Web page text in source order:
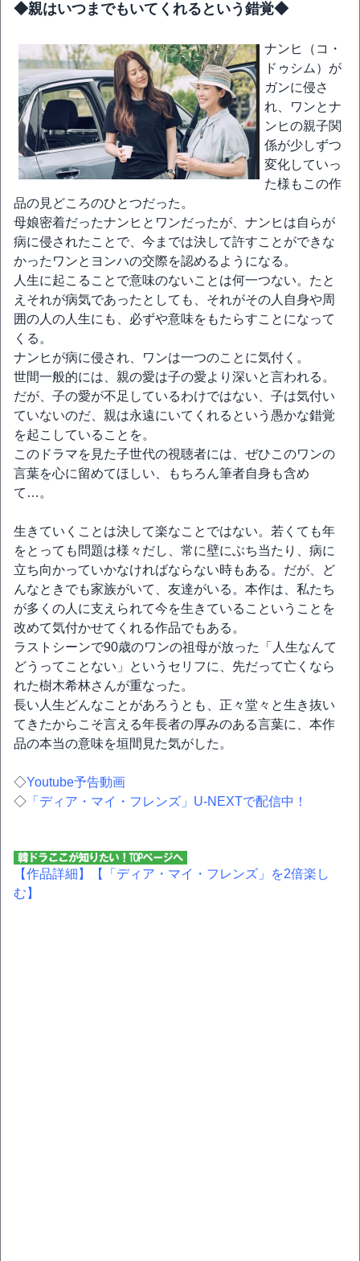
◆親はいつまでもいてくれるという錯覚◆
ナンヒ（コ・
ドゥシム）が
ガンに侵さ
れ、ワンとナ
ンヒの親子関
係が少しずつ
変化していっ
た様もこの作
品の見どころのひとつだった。
母娘密着だったナンヒとワンだったが、ナンヒは自らが
病に侵されたことで、今までは決して許すことができな
かったワンとヨンハの交際を認めるようになる。
人生に起こることで意味のないことは何一つない。たと
えそれが病気であったとしても、それがその人自身や周
囲の人の人生にも、必ずや意味をもたらすことになって
くる。
ナンヒが病に侵され、ワンは一つのことに気付く。
世間一般的には、親の愛は子の愛より深いと言われる。
だが、子の愛が不足しているわけではない、子は気付い
ていないのだ、親は永遠にいてくれるという愚かな錯覚
を起こしていることを。
このドラマを見た子世代の視聴者には、ぜひこのワンの
言葉を心に留めてほしい、もちろん筆者自身も含め
て…。
生きていくことは決して楽なことではない。若くても年
をとっても問題は様々だし、常に壁にぶち当たり、病に
立ち向かっていかなければならない時もある。だが、ど
んなときでも家族がいて、友達がいる。本作は、私たち
が多くの人に支えられて今を生きているこということを
改めて気付かせてくれる作品でもある。
ラストシーンで90歳のワンの祖母が放った「人生なんて
どうってことない」というセリフに、先だって亡くなら
れた樹木希林さんが重なった。
長い人生どんなことがあろうとも、正々堂々と生き抜い
てきたからこそ言える年長者の厚みのある言葉に、本作
品の本当の意味を垣間見た気がした。
◇Youtube予告動画
◇ 「ディア・マイ・フレンズ」U-NEXTで配信中！
【作品詳細】
【「ディア・マイ・フレンズ」を2倍楽し
む】